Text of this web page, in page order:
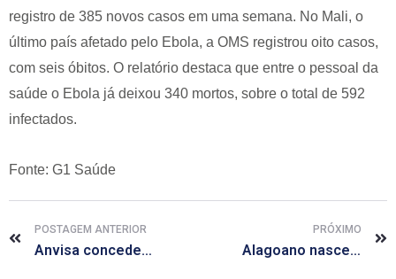
registro de 385 novos casos em uma semana. No Mali, o
último país afetado pelo Ebola, a OMS registrou oito casos,
com seis óbitos. O relatório destaca que entre o pessoal da
saúde o Ebola já deixou 340 mortos, sobre o total de 592
infectados.
Fonte: G1 Saúde
POSTAGEM ANTERIOR
Anvisa concede registro a medicamento brasileiro inovador contra tuberculose
PRÓXIMO
Alagoano nasce com a segunda pior expectativa de vida do país, diz IBGE